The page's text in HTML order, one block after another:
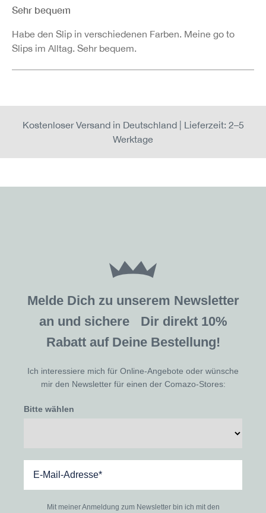
Sehr bequem
Habe den Slip in verschiedenen Farben. Meine go to
Slips im Alltag. Sehr bequem.
Kostenloser Versand in Deutschland | Lieferzeit: 2–5
Werktage
Melde Dich zu unserem Newsletter
an und sichere Dir direkt 10%
Rabatt auf Deine Bestellung!
Ich interessiere mich für Online-Angebote oder wünsche
mir den Newsletter für einen der Comazo-Stores:
Bitte wählen
Mit meiner Anmeldung zum Newsletter bin ich mit den